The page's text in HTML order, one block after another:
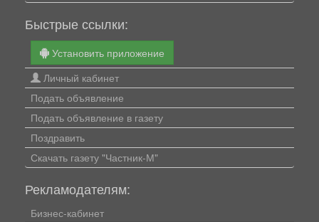
Быстрые ссылки:
Установить приложение
Личный кабинет
Подать объявление
Подать объявление в газету
Поздравить
Скачать газету "Частник-М"
Рекламодателям:
Бизнес-кабинет